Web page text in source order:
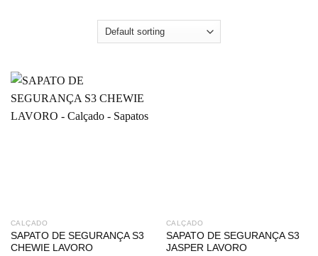
CALÇADO
SAPATO DE SEGURANÇA S3
CHEWIE LAVORO
CALÇADO
SAPATO DE SEGURANÇA S3
JASPER LAVORO